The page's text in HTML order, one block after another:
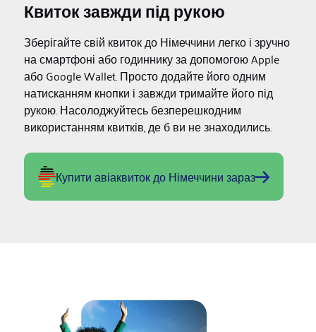
Квиток завжди під рукою
Зберігайте свій квиток до Німеччини легко і зручно
на смартфоні або годиннику за допомогою Apple
або Google Wallet. Просто додайте його одним
натисканням кнопки і завжди тримайте його під
рукою. Насолоджуйтесь безперешкодним
використанням квитків, де б ви не знаходились.
Купити авіаквиток до Німеччини зараз